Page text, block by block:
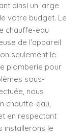
ainsi un large
votre budget. Le
chauffe-eau
de l'appareil
seulement le
plomberie pour
sous-
nous
chauffe-eau,
en respectant
installerons le